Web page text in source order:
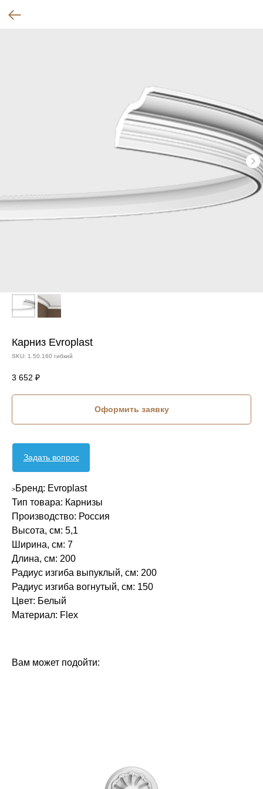
Карниз Evroplast
SKU: 1.50.160 гибкий
3 652 ₽
Оформить заявку
Задать вопрос
>Бренд: Evroplast
Тип товара: Карнизы
Производство: Россия
Высота, см: 5,1
Ширина, см: 7
Длина, см: 200
Радиус изгиба выпуклый, см: 200
Радиус изгиба вогнутый, см: 150
Цвет: Белый
Материал: Flex
Вам может подойти: